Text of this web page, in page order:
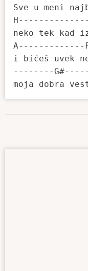
Sve u meni
neko tek kad
A-------------
i bićeš uvek
--------